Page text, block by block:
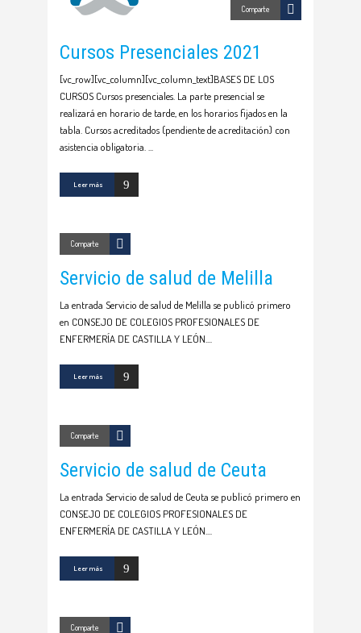
Comparte
Cursos Presenciales 2021
[vc_row][vc_column][vc_column_text]BASES DE LOS
CURSOS Cursos presenciales. La parte presencial se
realizará en horario de tarde, en los horarios fijados en la
tabla. Cursos acreditados (pendiente de acreditación) con
asistencia obligatoria.
Leer más
Comparte
Servicio de salud de Melilla
La entrada Servicio de salud de Melilla se publicó primero
en CONSEJO DE COLEGIOS PROFESIONALES DE
ENFERMERÍA DE CASTILLA Y LEÓN.
Leer más
Comparte
Servicio de salud de Ceuta
La entrada Servicio de salud de Ceuta se publicó primero en
CONSEJO DE COLEGIOS PROFESIONALES DE
ENFERMERÍA DE CASTILLA Y LEÓN.
Leer más
Comparte